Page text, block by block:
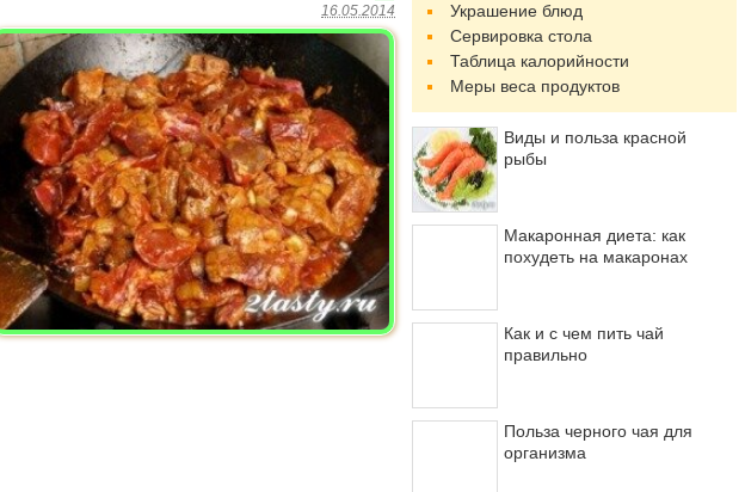
16.05.2014
Украшение блюд
Сервировка стола
Таблица калорийности
Меры веса продуктов
Виды и польза красной
рыбы
Макаронная диета: как
похудеть на макаронах
Как и с чем пить чай
правильно
Польза черного чая для
организма